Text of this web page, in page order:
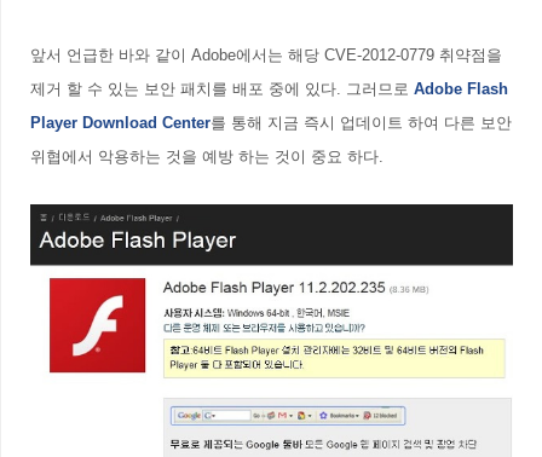
앞서 언급한 바와 같이 Adobe에서는 해당 CVE-2012-0779 취약점을
제거 할 수 있는 보안 패치를 배포 중에 있다. 그러므로 Adobe Flash
Player Download Center를 통해 지금 즉시 업데이트 하여 다른 보안
위협에서 악용하는 것을 예방 하는 것이 중요 하다.